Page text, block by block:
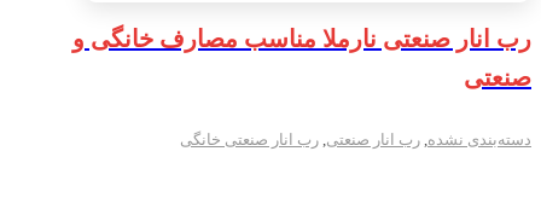
رب انار صنعتی نارملا مناسب مصارف خانگی و
صنعتی
دسته‌بندی نشده, رب انار صنعتی, رب انار صنعتی خانگی